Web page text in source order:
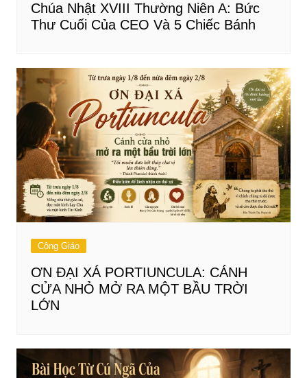
Chúa Nhật XVIII Thường Niên A: Bức
Thư Cuối Của CEO Và 5 Chiếc Bánh
Công Giáo
ƠN ĐẠI XÁ PORTIUNCULA: CÁNH
CỬA NHỎ MỞ RA MỘT BẦU TRỜI
LỚN